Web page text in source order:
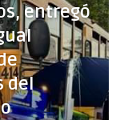
entregó
del